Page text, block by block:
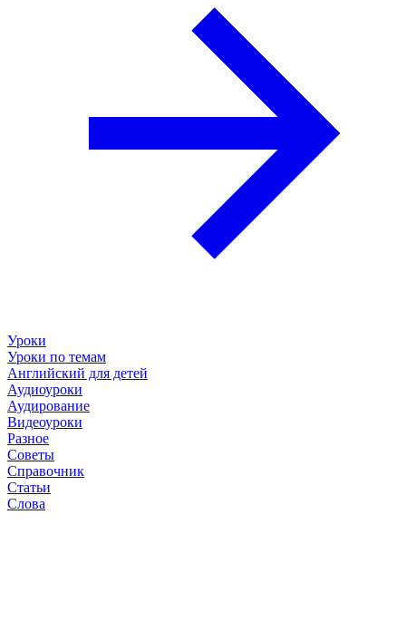
Уроки
Уроки по темам
Английский для детей
Аудиоуроки
Аудирование
Видеоуроки
Разное
Советы
Справочник
Статьи
Слова